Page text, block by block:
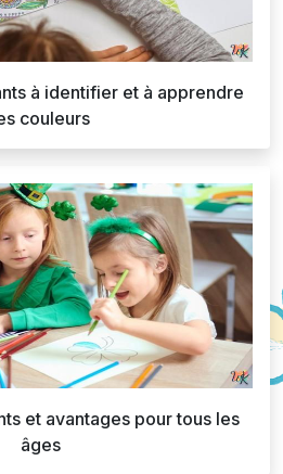
à identifier et à apprendre
couleurs
et avantages pour tous les
âges